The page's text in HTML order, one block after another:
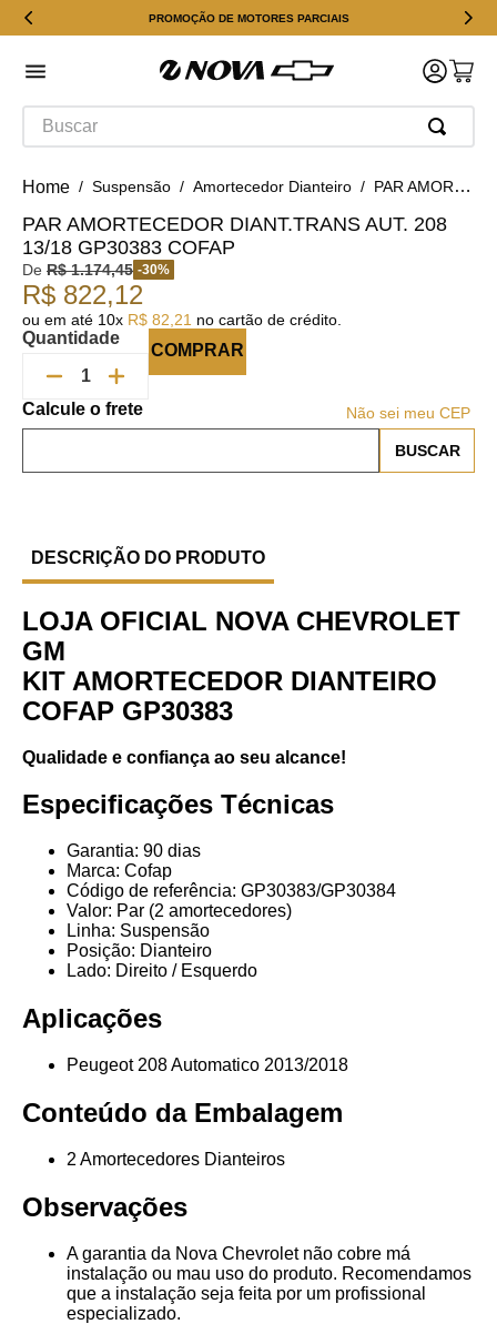
PROMOÇÃO DE MOTORES PARCIAIS
Buscar
Suspensão Amortecedor Dianteiro PAR AMORTECEDOR DIANT.TRANS AUT. 208 13/18 GP30383 COFAP
PAR AMORTECEDOR DIANT.TRANS AUT. 208
13/18 GP30383 COFAP
De R$ 1.174,45 -30%
R$ 822,12
ou em até 10x R$ 82 21 no cartão de crédito.
Quantidade
COMPRAR
Não sei meu CEP
DESCRIÇÃO DO PRODUTO
LOJA OFICIAL NOVA CHEVROLET
GM
KIT AMORTECEDOR DIANTEIRO
COFAP GP30383
Qualidade e confiança ao seu alcance!
Especificações Técnicas
Garantia: 90 dias
Marca: Cofap
Código de referência: GP30383/GP30384
Valor: Par (2 amortecedores)
Linha: Suspensão
Posição: Dianteiro
Lado: Direito / Esquerdo
Aplicações
Peugeot 208 Automatico 2013/2018
Conteúdo da Embalagem
2 Amortecedores Dianteiros
Observações
A garantia da Nova Chevrolet não cobre má
instalação ou mau uso do produto. Recomendamos
que a instalação seja feita por um profissional
especializado.